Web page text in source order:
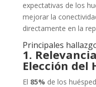
expectativas de los
mejorar la
directamente en la
Principales
1.
Elección del
El 85% de los